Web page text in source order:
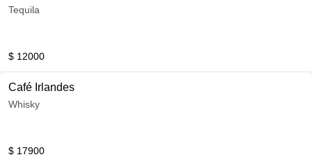
Tequila
$ 12000
Café Irlandes
Whisky
$ 17900